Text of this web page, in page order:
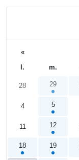
«
l.
m.
28 29
4 5
11 12
18 19